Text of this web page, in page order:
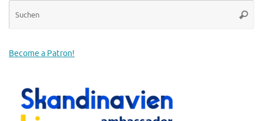
Become a Patron!